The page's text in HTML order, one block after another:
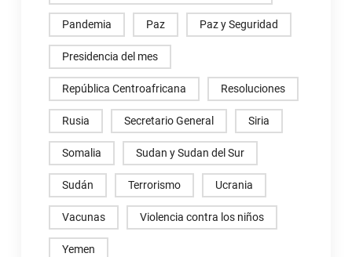
Pandemia Paz Paz y Seguridad
Presidencia del mes
República Centroafricana Resoluciones
Rusia Secretario General Siria
Somalia Sudan y Sudan del Sur
Sudán Terrorismo Ucrania
Vacunas Violencia contra los niños
Yemen